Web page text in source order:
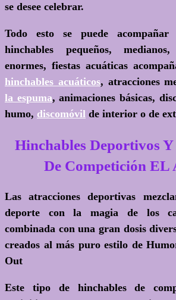
se desee celebrar.
Todo esto se puede
hinchables pequeños,
enormes, fiestas acuáticas
hinchables acuáticos, atracciones
la espuma, animaciones básicas,
humo, discomóvil de interior o de
Hinchables Deportivos
De Competición EL
Las atracciones deportivas
deporte con la magia de los
combinada con una gran dosis
creados al más puro estilo de
Out
Este tipo de hinchables de